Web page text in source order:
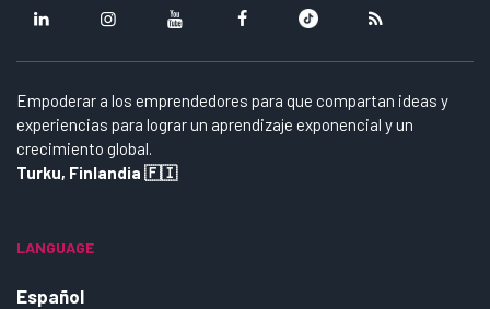
Empoderar a los emprendedores para que compartan ideas y
experiencias para lograr un aprendizaje exponencial y un
crecimiento global.
Turku, Finlandia 🇫🇮
LANGUAGE
Español